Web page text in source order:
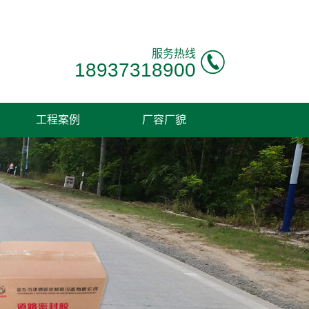
服务热线
18937318900
工程案例 厂容厂貌